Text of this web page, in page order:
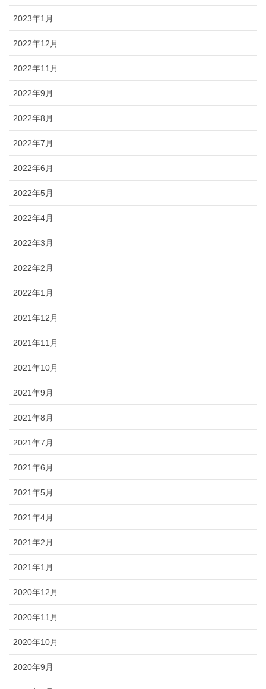
2023年1月
2022年12月
2022年11月
2022年9月
2022年8月
2022年7月
2022年6月
2022年5月
2022年4月
2022年3月
2022年2月
2022年1月
2021年12月
2021年11月
2021年10月
2021年9月
2021年8月
2021年7月
2021年6月
2021年5月
2021年4月
2021年2月
2021年1月
2020年12月
2020年11月
2020年10月
2020年9月